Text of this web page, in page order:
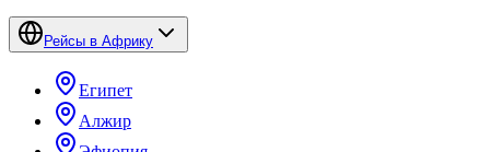
Рейсы в Африку
Египет
Алжир